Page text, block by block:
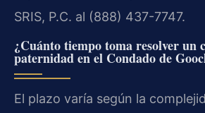
SRIS, P.C. al (888) 437-7747.
¿Cuánto tiempo toma resolver un
paternidad en el Condado de
El plazo varía según la